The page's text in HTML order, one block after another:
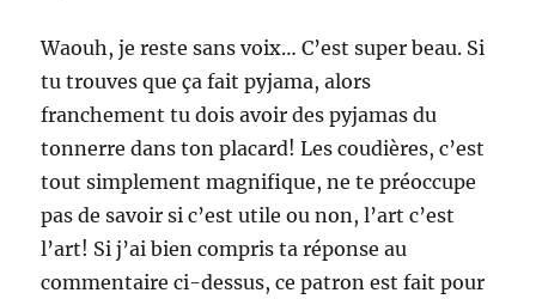
Waouh, je reste sans voix… C’est super beau. Si
tu trouves que ça fait pyjama, alors
franchement tu dois avoir des pyjamas du
tonnerre dans ton placard! Les coudières, c’est
tout simplement magnifique, ne te préoccupe
pas de savoir si c’est utile ou non, l’art c’est
l’art! Si j’ai bien compris ta réponse au
commentaire ci-dessus, ce patron est fait pour